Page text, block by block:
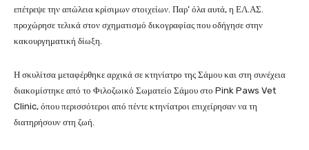
επέτρεψε την απώλεια κρίσιμων στοιχείων. Παρ’ όλα αυτά, η ΕΛ.ΑΣ.
προχώρησε τελικά στον σχηματισμό δικογραφίας που οδήγησε στην
κακουργηματική δίωξη.
Η σκυλίτσα μεταφέρθηκε αρχικά σε κτηνίατρο της Σάμου και στη συνέχεια
διακομίστηκε από το Φιλοζωικό Σωματείο Σάμου στο Pink Paws Vet
Clinic, όπου περισσότεροι από πέντε κτηνίατροι επιχείρησαν να τη
διατηρήσουν στη ζωή.